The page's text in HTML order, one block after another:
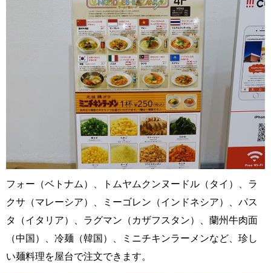
フォー（ベトナム）、トムヤムクンヌードル（タイ）、ラ
クサ（マレーシア）、ミーゴレン（インドネシア）、パス
タ（イタリア）、ラグマン（カザフスタン）、蘭州牛肉面
（中国）、冷麺（韓国）、ミニチキンラーメンなど、珍し
い麺料理を屋台で注文できます。